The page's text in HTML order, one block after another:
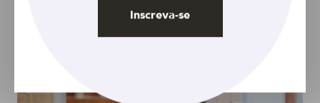
os ativadores
Inscreva-se